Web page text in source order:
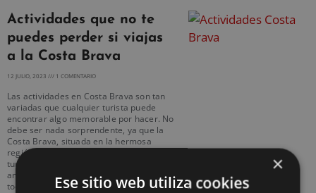
Actividades que no te
puedes perder si viajas
a la Costa Brava
12 JULIO, 2023 1 COMENTARIO
Las actividades en Costa Brava son tan
variadas que cualquier turista puede
encontrar algo memorable por hacer. No
debe ser nada sorprendente, ya que la
Costa Brava, situada en la hermosa
región de Cataluña, es un destino
turístico impresionante que ofrece una
amplia variedad de actividades para
todos los gustos.
×
Ese sitio web utiliza cookies